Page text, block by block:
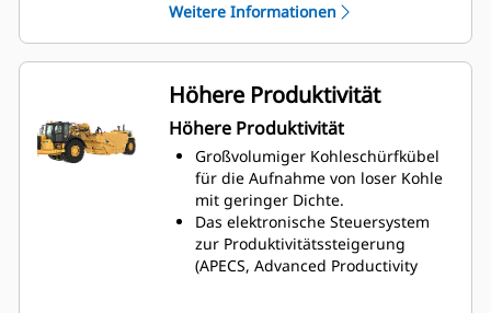
Durch die höhere
Fahrgeschwindigkeit können
Halden gemanagt werden.
Die Maschine bietet vollständige
Funktionalität zum Laden,
Transportieren und Verdichten.
Effizientes Arbeiten bei schlechten
Bodenverhältnissen und beim
Hochfahren auf rutschige Halden
mit loser Kohle dank Allradantrieb.
Kohlekübel-Schürfzüge sorgen für
eine effektive Kohleverdichtung,
sodass das Risiko der
Weitere Informationen
Höhere Produktivität
Höhere Produktivität
Großvolumiger Kohleschürfkübel
für die Aufnahme von loser Kohle
mit geringer Dichte.
Das elektronische Steuersystem
zur Produktivitätssteigerung
(APECS, Advanced Productivity